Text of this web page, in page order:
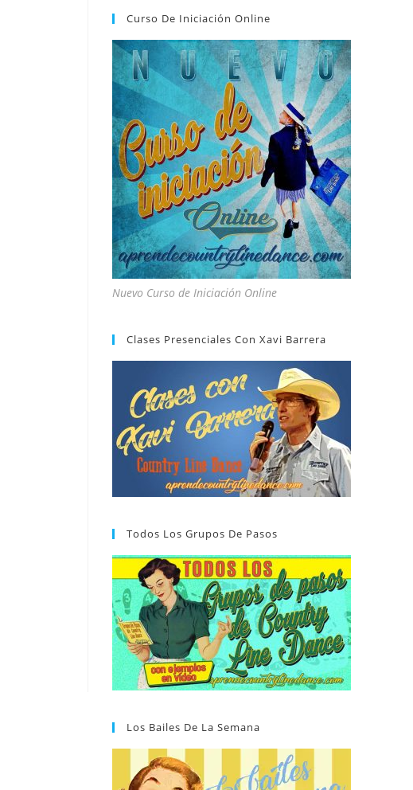
Curso De Iniciación Online
Nuevo Curso de Iniciación Online
Clases Presenciales Con Xavi Barrera
Todos Los Grupos De Pasos
Los Bailes De La Semana